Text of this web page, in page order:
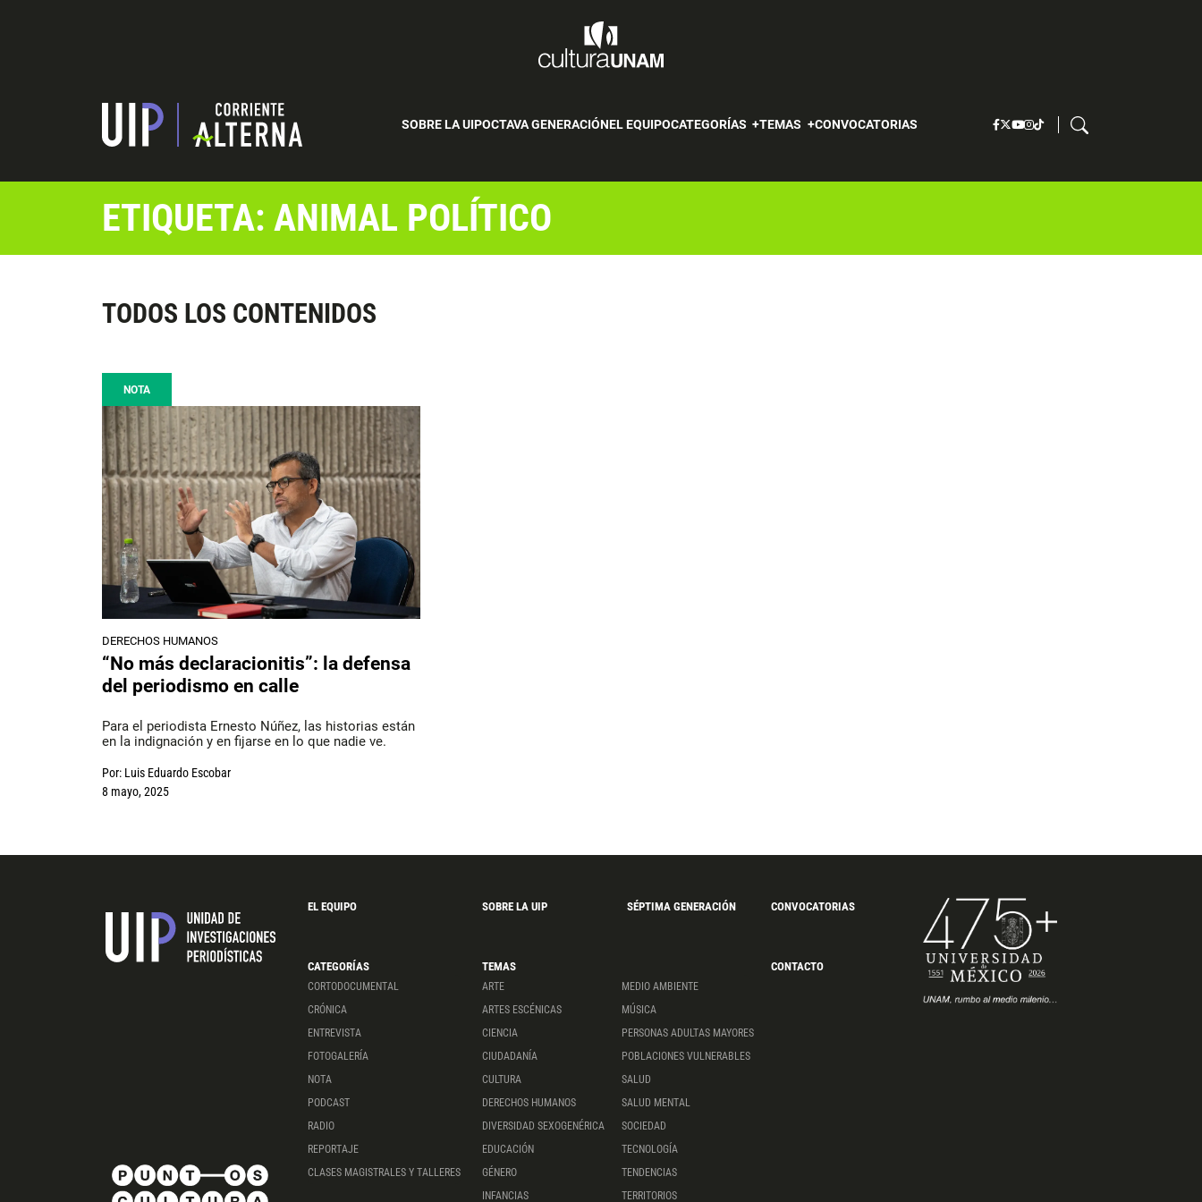
SOBRE LA UIPOCTAVA GENERACIÓNEL EQUIPOCATEGORÍAS TEMAS CONVOCATORIAS
ETIQUETA: ANIMAL POLÍTICO
TODOS LOS CONTENIDOS
NOTA
DERECHOS HUMANOS
“No más declaracionitis”: la defensa
del periodismo en calle
Para el periodista Ernesto Núñez, las historias están
en la indignación y en fijarse en lo que nadie ve.
Por: Luis Eduardo Escobar
8 mayo, 2025
EL EQUIPO SOBRE LA UIP SÉPTIMA GENERACIÓN CONVOCATORIAS
CATEGORÍAS
CORTODOCUMENTAL
CRÓNICA
ENTREVISTA
FOTOGALERÍA
NOTA
PODCAST
RADIO
REPORTAJE
CLASES MAGISTRALES Y TALLERES
TEMAS
ARTE
ARTES ESCÉNICAS
CIENCIA
CIUDADANÍA
CULTURA
DERECHOS HUMANOS
DIVERSIDAD SEXOGENÉRICA
EDUCACIÓN
GÉNERO
INFANCIAS
MEDIO AMBIENTE
MÚSICA
PERSONAS ADULTAS MAYORES
POBLACIONES VULNERABLES
SALUD
SALUD MENTAL
SOCIEDAD
TECNOLOGÍA
TENDENCIAS
TERRITORIOS
CONTACTO